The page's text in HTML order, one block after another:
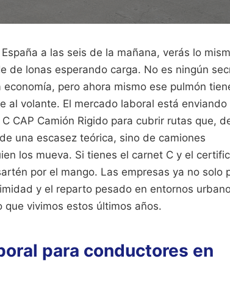
a las seis de la mañana, verás lo
de lonas esperando carga. No es ningún
pero ahora mismo ese pulmón
al volante. El mercado laboral está enviando
CAP Camión Rigido para cubrir rutas que,
una escasez teórica, sino de camiones
los mueva. Si tienes el carnet C y el
por el mango. Las empresas ya no solo
y el reparto pesado en entornos
vivimos estos últimos años.
para conductores en